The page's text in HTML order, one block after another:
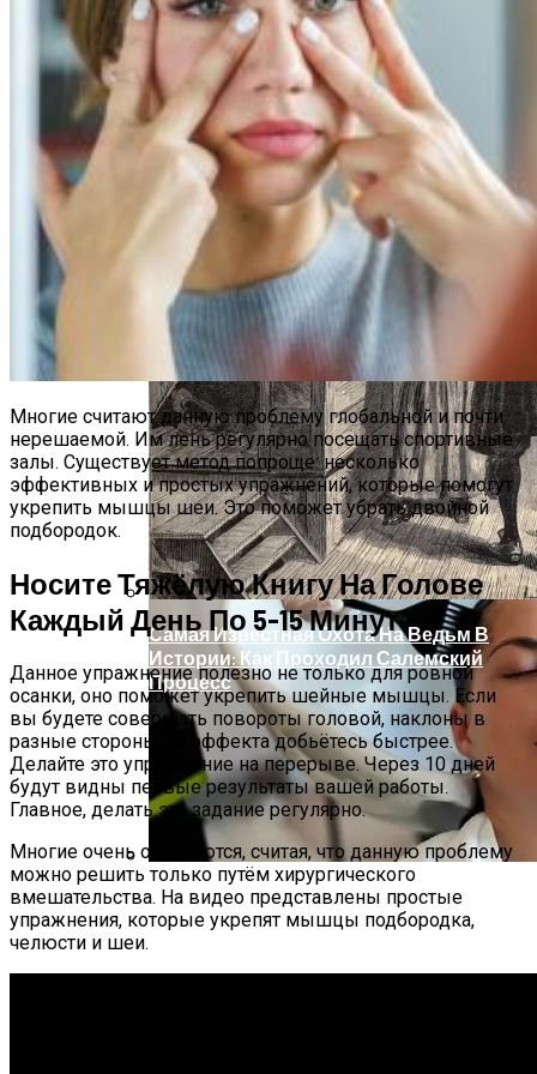
Женская Зимняя Обувь: 5 Стильных
Моделей, За Которыми
Выстраиваются В Очереди
Лунный Календарь Окрашивания
Волос На Октябрь 2025 Года
Интересные Факты О Войнах…
Самая Известная Охота На Ведьм В
Истории: Как Проходил Салемский
Процесс
Многие считают данную проблему глобальной и почти
нерешаемой. Им лень регулярно посещать спортивные
залы. Существует метод попроще: несколько
эффективных и простых упражнений, которые помогут
укрепить мышцы шеи. Это поможет убрать двойной
подбородок.
Носите Тяжёлую Книгу На Голове
Каждый День По 5-15 Минут
Данное упражнение полезно не только для ровной
осанки, оно поможет укрепить шейные мышцы. Если
вы будете совершать повороты головой, наклоны в
разные стороны, то эффекта добьётесь быстрее.
Делайте это упражнение на перерыве. Через 10 дней
будут видны первые результаты вашей работы.
Главное, делать это задание регулярно.
Многие очень ошибаются, считая, что данную проблему
можно решить только путём хирургического
вмешательства. На видео представлены простые
упражнения, которые укрепят мышцы подбородка,
челюсти и шеи.